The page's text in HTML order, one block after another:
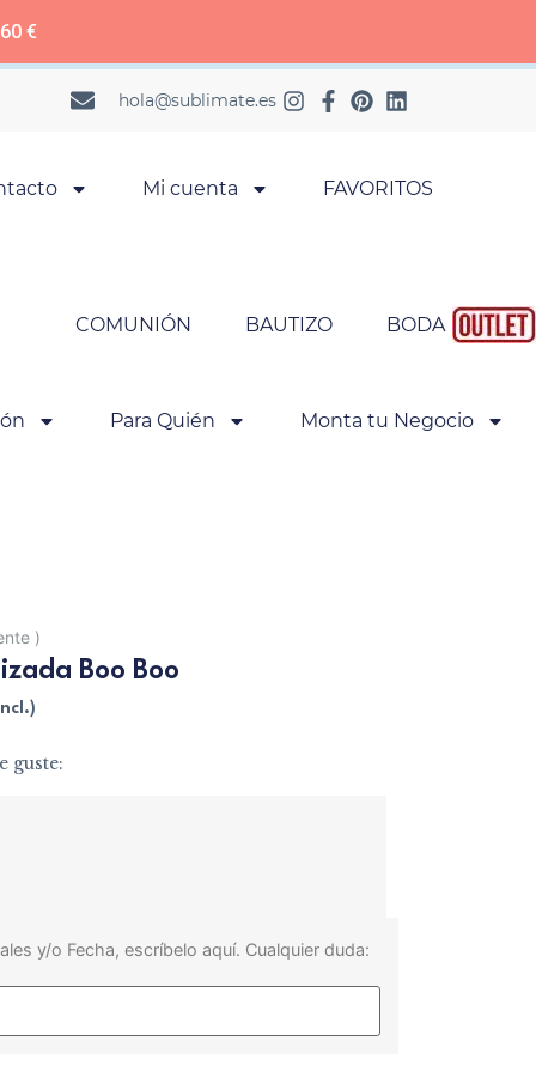
€
hola@sublimate.es
Mi cuenta FAVORITOS
COMUNIÓN BAUTIZO BODA
Para Quién Monta tu Negocio
)
Boo Boo
guste:
y/o Fecha, escríbelo aquí. Cualquier duda: